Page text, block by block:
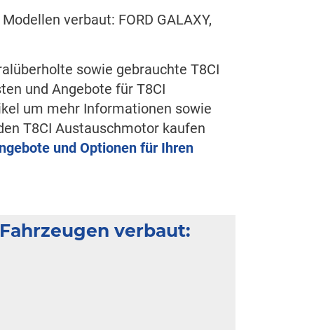
verbaut: FORD GALAXY,
sowie gebrauchte T8CI
und Angebote für T8CI
um mehr Informationen sowie
T8CI Austauschmotor kaufen
und Optionen für Ihren
verbaut: